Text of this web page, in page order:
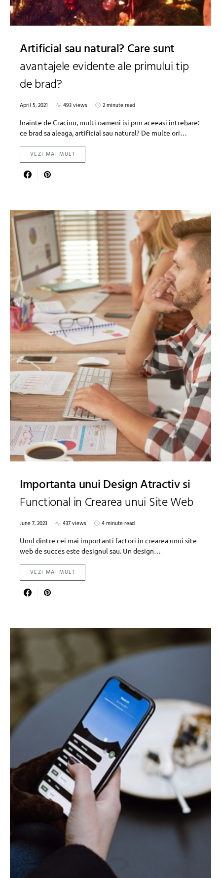
Artificial sau natural? Care sunt
avantajele evidente ale primului tip
de brad?
April 5, 2021 493 views
2 minute read
Inainte de Craciun, multi oameni isi pun aceeasi intrebare:
ce brad sa aleaga, artificial sau natural? De multe ori…
VEZI MAI MULT
Importanta unui Design Atractiv si
Functional in Crearea unui Site Web
June 7, 2023 437 views
4 minute read
Unul dintre cei mai importanti factori in crearea unui site
web de succes este designul sau. Un design…
VEZI MAI MULT